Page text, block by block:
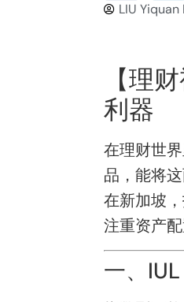
LIU Yiquan
【理
利器
在理财世
品，能将
在新加坡
注重资产
一、